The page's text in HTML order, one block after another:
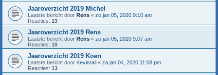
Jaaroverzicht 2019 Michel
Laatste bericht door Rens « zo jan 05, 2020 9:10 am
Reacties: 13
Jaaroverzicht 2019 Rens
Laatste bericht door Rens « zo jan 05, 2020 9:07 am
Reacties: 10
Jaaroverzicht 2019 Koen
Laatste bericht door Kevinrail « za jan 04, 2020 11:08 pm
Reacties: 13